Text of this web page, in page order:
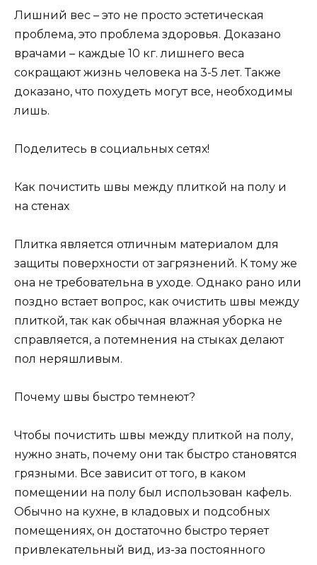
Лишний вес – это не просто эстетическая
проблема, это проблема здоровья. Доказано
врачами – каждые 10 кг. лишнего веса
сокращают жизнь человека на 3-5 лет. Также
доказано, что похудеть могут все, необходимы
лишь.
Поделитесь в социальных сетях!
Как почистить швы между плиткой на полу и
на стенах
Плитка является отличным материалом для
защиты поверхности от загрязнений. К тому же
она не требовательна в уходе. Однако рано или
поздно встает вопрос, как очистить швы между
плиткой, так как обычная влажная уборка не
справляется, а потемнения на стыках делают
пол неряшливым.
Почему швы быстро темнеют?
Чтобы почистить швы между плиткой на полу,
нужно знать, почему они так быстро становятся
грязными. Все зависит от того, в каком
помещении на полу был использован кафель.
Обычно на кухне, в кладовых и подсобных
помещениях, он достаточно быстро теряет
привлекательный вид, из-за постоянного